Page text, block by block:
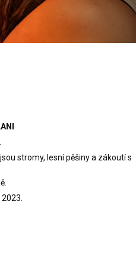
stromy, lesní pěšiny a zákoutí s